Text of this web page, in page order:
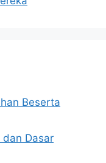
Beserta
dan Dasar